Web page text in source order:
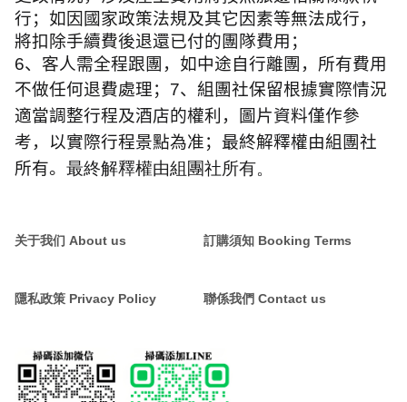
行；如因國家政策法規及其它因素等無法成行，
將扣除手續費後退還已付的團隊費用；
6、客人需全程跟團，如中途自行離團，所有費用
不做任何退費處理； 7、組團社保留根據實際情況
適當調整行程及酒店的權利，圖片資料僅作參
考，以實際行程景點為准；最終解釋權由組團社
所有。 最終解釋權由組團社所有。
关于我们 About us 訂購須知 Booking Terms
隱私政策 Privacy Policy 聯係我們 Contact us